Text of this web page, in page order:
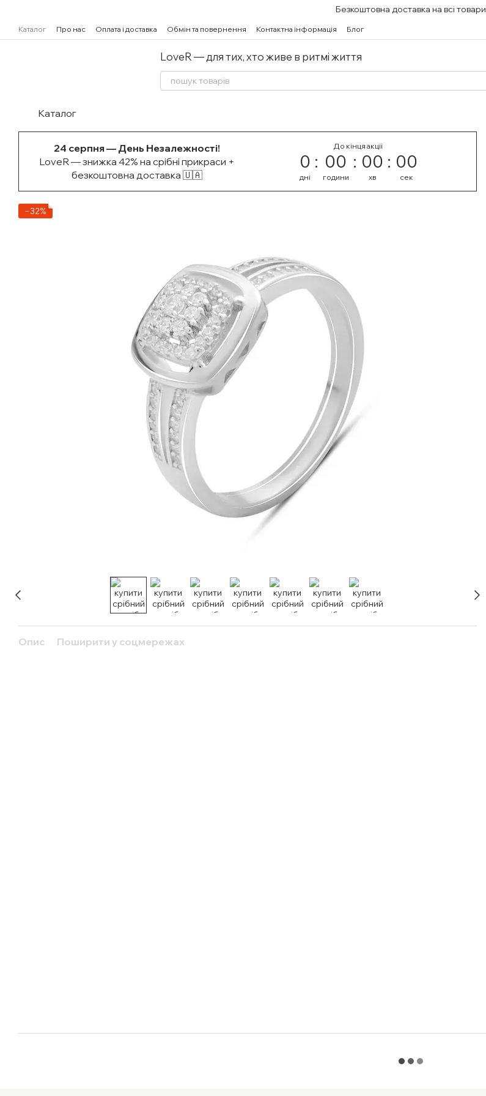
Безкоштовна доставка на всі товари
Каталог Про нас Оплата і доставка Обмін та повернення Контактна інформація Блог
LoveR — для тих, хто живе в ритмі життя
Каталог
24 серпня — День Незалежності!
LoveR — знижка 42% на срібні прикраси +
безкоштовна доставка 🇺🇦
До кінця акції
0
дні
00
години
00
хв
00
сек
−32%
Опис Поширити у соцмережах